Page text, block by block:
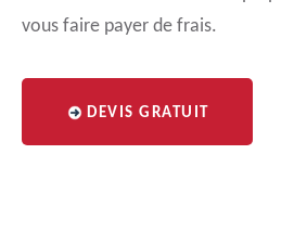
vous faire payer de frais.
DEVIS GRATUIT